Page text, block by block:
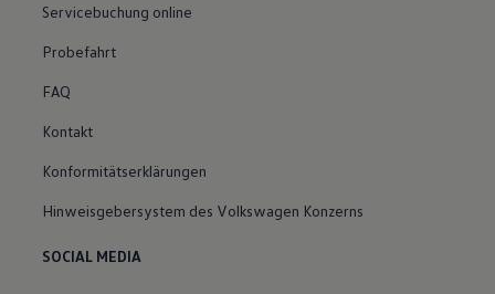
Servicebuchung online
Probefahrt
FAQ
Kontakt
Konformitätserklärungen
Hinweisgebersystem des Volkswagen Konzerns
SOCIAL MEDIA